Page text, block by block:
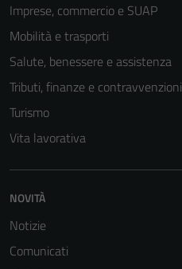
Imprese, commercio e SUAP
Mobilità e trasporti
Salute, benessere e assistenza
Tributi, finanze e contravvenzioni
Turismo
Vita lavorativa
NOVITÀ
Notizie
Comunicati